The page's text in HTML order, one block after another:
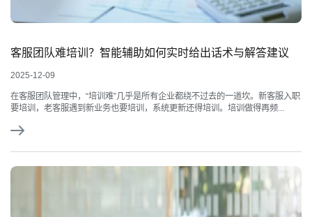
客服团队难培训？智能辅助如何实时给出话术与解答建议
2025-12-09
在客服团队管理中，“培训难”几乎是所有企业都绕不过去的一道坎。新客服入职
要培训，老客服遇到新业务也要培训，系统更新还得培训。培训做得再频...